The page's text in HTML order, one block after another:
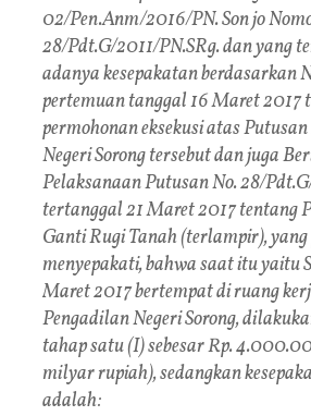
02/Pen.Anm/2016/PN. Son jo
28/Pdt.G/2011/PN.SRg. dan yang
adanya kesepakatan berdasarkan
pertemuan tanggal 16 Maret 2017
permohonan eksekusi atas
Negeri Sorong tersebut dan juga
Pelaksanaan Putusan No. 28/
tertanggal 21 Maret 2017 tentang
Ganti Rugi Tanah (terlampir),
menyepakati, bahwa saat itu yaitu
Maret 2017 bertempat di ruang
Pengadilan Negeri Sorong,
tahap satu (I) sebesar Rp.
milyar rupiah), sedangkan
adalah: